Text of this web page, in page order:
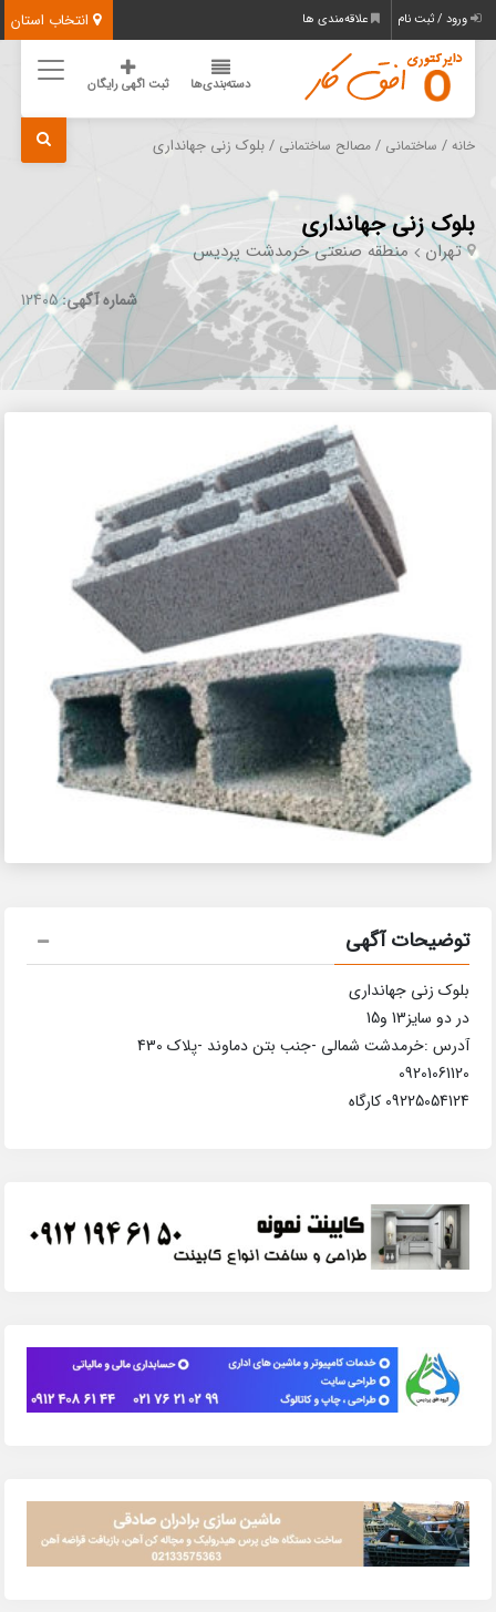
انتخاب استان ورود / ثبت نام علاقه‌مندی ها
دسته‌بندی‌ها ثبت اگهی رایگان
خانه / ساختمانی /مصالح ساختمانی / بلوک زنی جهانداری
بلوک زنی جهانداری
تهران منطقه صنعتی خرمدشت پردیس
شماره آگهی:12405
توضیحات آگهی
بلوک زنی جهانداری
در دو سایز13 و15
آدرس :خرمدشت شمالی -جنب بتن دماوند -پلاک 430
09201061120
09225054124 کارگاه